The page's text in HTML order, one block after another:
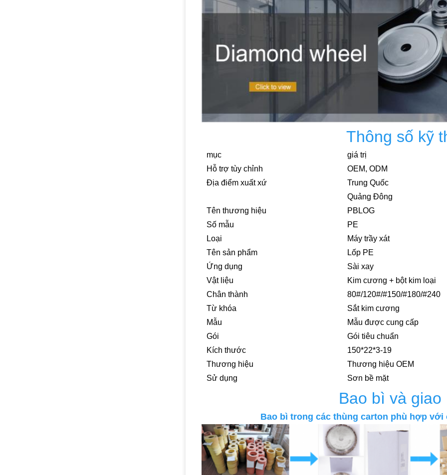
Thông số kỹ
mục
giá trị
Hỗ trợ tùy chỉnh
OEM, ODM
Địa điểm xuất xứ
Trung Quốc
Quảng Đông
Tên thương hiệu
PBLOG
Số mẫu
PE
Loại
Máy trầy xát
Tên sản phẩm
Lốp PE
Ứng dụng
Sài xay
Vật liệu
Kim cương + bột kim loại
Chân thành
80#/120#/#150/#180/#240
Từ khóa
Sắt kim cương
Mẫu
Mẫu được cung cấp
Gói
Gói tiêu chuẩn
Kích thước
150*22*3-19
Thương hiệu
Thương hiệu OEM
Sử dụng
Sơn bề mặt
Bao bì và giao
Bao bì trong các thùng carton phù hợp với